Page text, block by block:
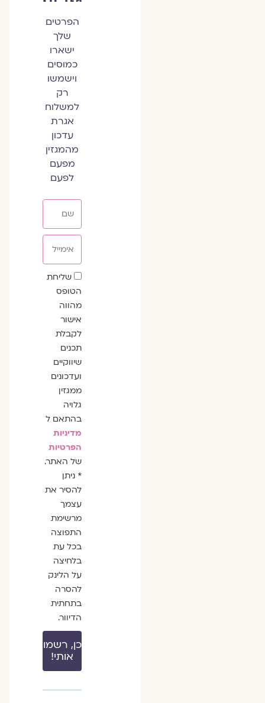
הפרטים
שלך
ישארו
כמוסים
וישמשו
רק
למשלוח
אגרת
עדכון
מהמגזין
מפעם
לפעם
שדה
הסכמה
שליחת
הטופס
מהווה
אישור
לקבלת
תכנים
שיווקיים
ועדכונים
ממגזין
גלויה
בהתאם ל
מדיניות
הפרטיות
של האתר.
* ניתן
להסיר את
עצמך
מרשימת
התפוצה
בכל עת
בלחיצה
על הלינק
להסרה
בתחתית
הדיוור.
כן, רשמו
אותי!